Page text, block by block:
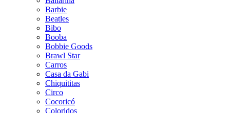
Barbie
Beatles
Bibo
Booba
Bobbie Goods
Brawl Star
Carros
Casa da Gabi
Chiquititas
Circo
Cocoricó
Coloridos